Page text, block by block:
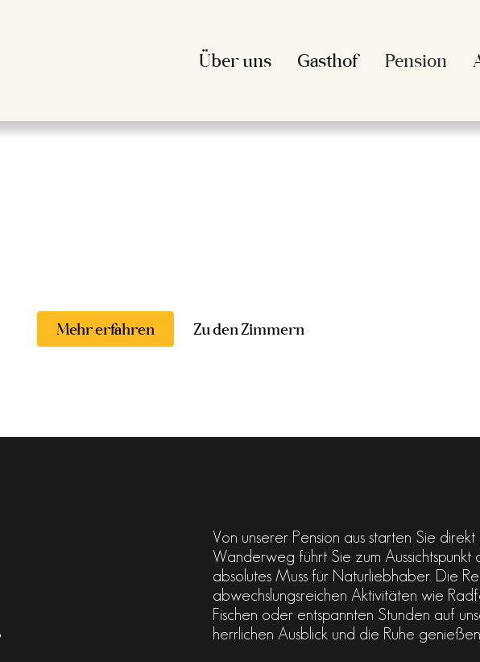
Über uns Gasthof Pension
Mehr erfahren Zu den Zimmern
Von unserer Pension aus starten Sie
Wanderweg führt Sie zum Aussichtspunkt
absolutes Muss für Naturliebhaber. Die
abwechslungsreichen Aktivitäten wie
Fischen oder entspannten Stunden auf
herrlichen Ausblick und die Ruhe